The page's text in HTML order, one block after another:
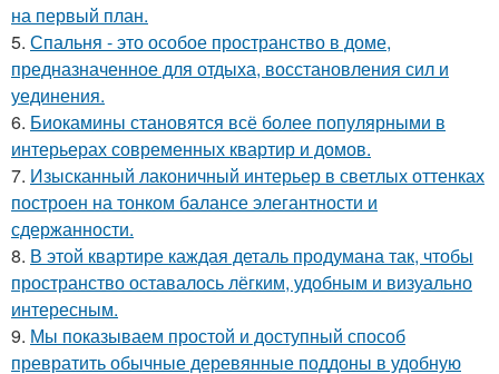
на первый план.
5. Спальня - это особое пространство в доме,
предназначенное для отдыха, восстановления сил и
уединения.
6. Биокамины становятся всё более популярными в
интерьерах современных квартир и домов.
7. Изысканный лаконичный интерьер в светлых оттенках
построен на тонком балансе элегантности и
сдержанности.
8. В этой квартире каждая деталь продумана так, чтобы
пространство оставалось лёгким, удобным и визуально
интересным.
9. Мы показываем простой и доступный способ
превратить обычные деревянные поддоны в удобную